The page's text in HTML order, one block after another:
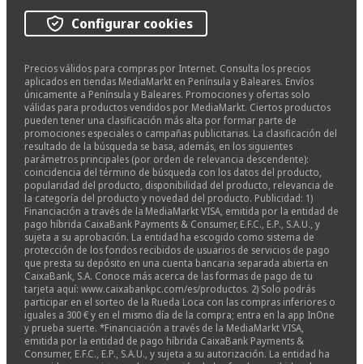
Configurar cookies
Precios válidos para compras por Internet. Consulta los precios
aplicados en tiendas MediaMarkt en Península y Baleares. Envíos
únicamente a Península y Baleares. Promociones y ofertas solo
válidas para productos vendidos por MediaMarkt. Ciertos productos
pueden tener una clasificación más alta por formar parte de
promociones especiales o campañas publicitarias. La clasificación del
resultado de la búsqueda se basa, además, en los siguientes
parámetros principales (por orden de relevancia descendente):
coincidencia del término de búsqueda con los datos del producto,
popularidad del producto, disponibilidad del producto, relevancia de
la categoría del producto y novedad del producto. Publicidad: 1)
Financiación a través de la MediaMarkt VISA, emitida por la entidad de
pago híbrida CaixaBank Payments & Consumer, E.F.C., E.P., S.A.U., y
sujeta a su aprobación. La entidad ha escogido como sistema de
protección de los fondos recibidos de usuarios de servicios de pago
que presta su depósito en una cuenta bancaria separada abierta en
CaixaBank, S.A. Conoce más acerca de las formas de pago de tu
tarjeta aquí: www.caixabankpc.com/es/productos. 2) Solo podrás
participar en el sorteo de la Rueda Loca con las compras inferiores o
iguales a 300 € y en el mismo día de la compra; entra en la app InOne
y prueba suerte. *Financiación a través de la MediaMarkt VISA,
emitida por la entidad de pago híbrida CaixaBank Payments &
Consumer, E.F.C., E.P., S.A.U., y sujeta a su autorización. La entidad ha